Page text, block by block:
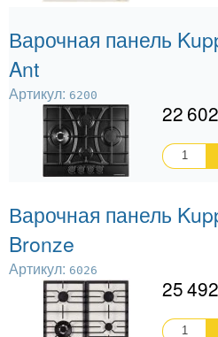
Варочная панель
Ant
Артикул: 6200
22 602
Варочная панель
Bronze
Артикул: 6026
25 492